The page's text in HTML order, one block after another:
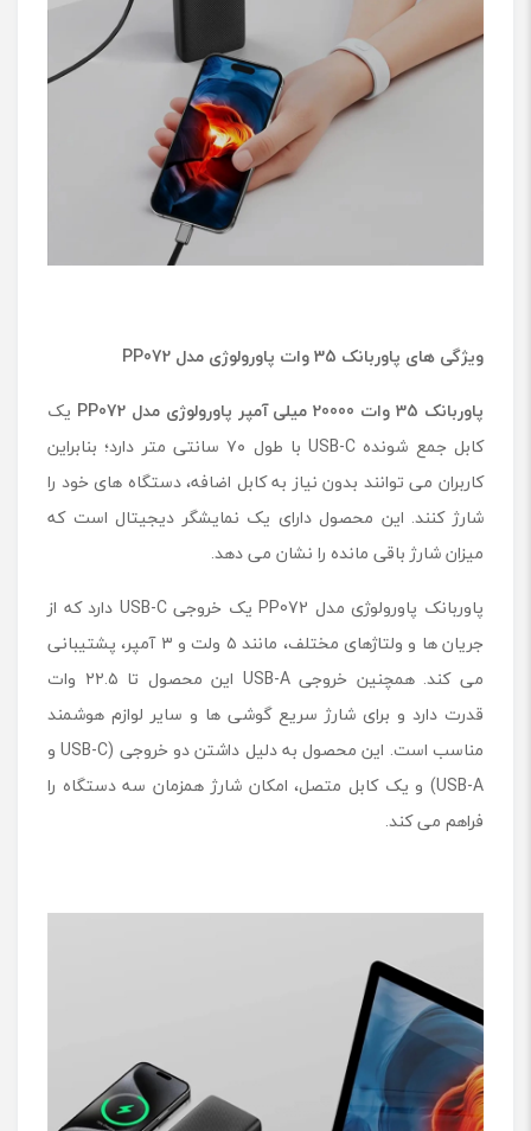
ویژگی های پاوربانک 35 وات پاورولوژی مدل PP072
پاوربانک 35 وات 20000 میلی آمپر پاورولوژی مدل
PP072 یک
کابل جمع شونده USB-C با طول ۷۰ سانتی متر دارد؛ بنابراین
کاربران می توانند بدون نیاز به کابل اضافه، دستگاه های خود را
شارژ کنند. این محصول دارای یک نمایشگر دیجیتال است که
میزان شارژ باقی مانده را نشان می دهد.
پاوربانک پاورولوژی مدل PP072 یک خروجی USB-C دارد که از
جریان ها و ولتاژهای مختلف، مانند ۵ ولت و ۳ آمپر، پشتیبانی
می کند. همچنین خروجی USB-A این محصول تا ۲۲.۵ وات
قدرت دارد و برای شارژ سریع گوشی ها و سایر لوازم هوشمند
مناسب است. این محصول به دلیل داشتن دو خروجی (USB-C و
USB-A) و یک کابل متصل، امکان شارژ همزمان سه دستگاه را
فراهم می کند.